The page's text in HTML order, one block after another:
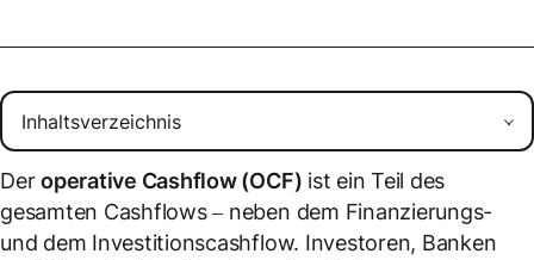
Deroperative Cashflow (OCF) ist ein Teil des
gesamten Cashflows – neben dem Finanzierungs-
und dem Investitionscashflow. Investoren, Banken